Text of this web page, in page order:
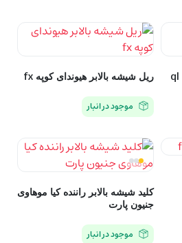
ریل شیشه بالابر هیوندای کوپه fx
موجود در انبار
کلید شیشه بالابر راننده کیا موهاوی
جنیون پارت
موجود در انبار